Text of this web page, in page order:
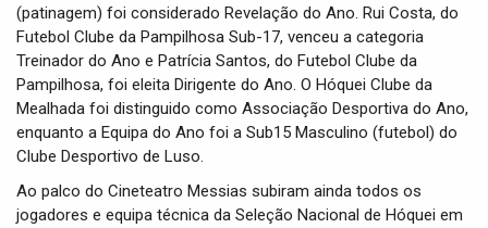
(patinagem) foi considerado Revelação do Ano. Rui Costa, do
Futebol Clube da Pampilhosa Sub-17, venceu a categoria
Treinador do Ano e Patrícia Santos, do Futebol Clube da
Pampilhosa, foi eleita Dirigente do Ano. O Hóquei Clube da
Mealhada foi distinguido como Associação Desportiva do Ano,
enquanto a Equipa do Ano foi a Sub15 Masculino (futebol) do
Clube Desportivo de Luso.
Ao palco do Cineteatro Messias subiram ainda todos os
jogadores e equipa técnica da Seleção Nacional de Hóquei em